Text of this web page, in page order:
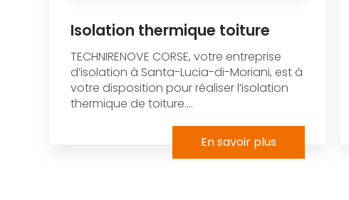
Isolation thermique toiture
TECHNIRENOVE CORSE, votre entreprise
d’isolation à Santa-Lucia-di-Moriani, est à
votre disposition pour réaliser l’isolation
thermique de toiture....
En savoir plus